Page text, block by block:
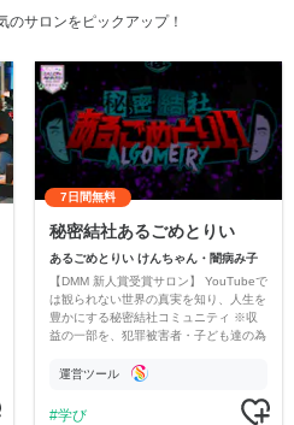
のサロンをピックアップ！
7日間無料
秘密結社あるごめとりい
あるごめとりい けんちゃん・闇病み子
【DMM 新人賞受賞サロン】 YouTubeで
は観られない世界の真実を知り、人生を
豊かにする秘密結社コミュニティ ※収
益の一部を、犯罪被害者・子ども達の為
す運営ツール
学び